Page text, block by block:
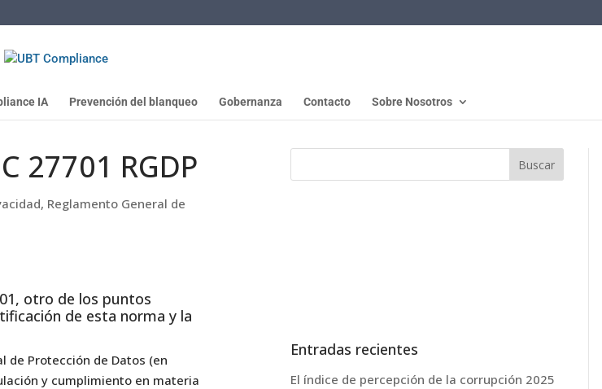
IA Prevención del blanqueo Gobernanza Contacto Sobre Nosotros
27701 RGDP
, Reglamento General de
otro de los puntos
de esta norma y la
de Protección de Datos (en
y cumplimiento en materia
Entradas recientes
El índice de percepción de la corrupción 2025